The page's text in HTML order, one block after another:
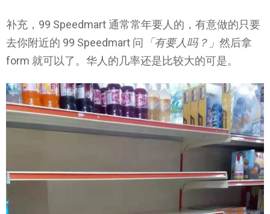
补充，99 Speedmart 通常常年要人的，有意做的只要
去你附近的 99 Speedmart 问 「有要人吗？」 然后拿
form 就可以了。华人的几率还是比较大的可是。